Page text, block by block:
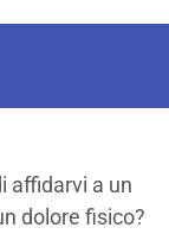
affidarvi a un
dolore fisico?